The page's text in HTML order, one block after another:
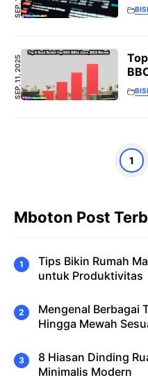
SEP. 11, 2025
Halaman
1
Mboton Post
Tips Bikin Rumah
untuk Produktivitas
Mengenal Berbagai
Hingga Mewah
8 Hiasan Dinding
Minimalis Modern